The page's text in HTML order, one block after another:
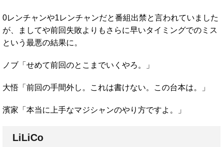
0レンチャンや1レンチャンだと番組出禁と言われていました
が、ましてや前回失敗よりもさらに早いタイミングでのミス
という最悪の結果に。
ノブ「せめて前回のとこまでいくやろ。」
大悟「前回の手間外し。これは書けない。この台本は。」
濱家「本当に上手なマジシャンのやり方ですよ。」
LiLiCo